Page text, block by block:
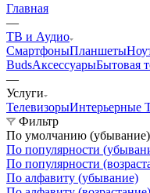
Главная
—
ТВ и Аудио
СмартфоныПланшеты
BudsАксессуарыБытовая
—
Услуги
ТелевизорыИнтерьерные
Фильтр
По умолчанию (убывание)
По популярности
По популярности
По алфавиту (убывание)